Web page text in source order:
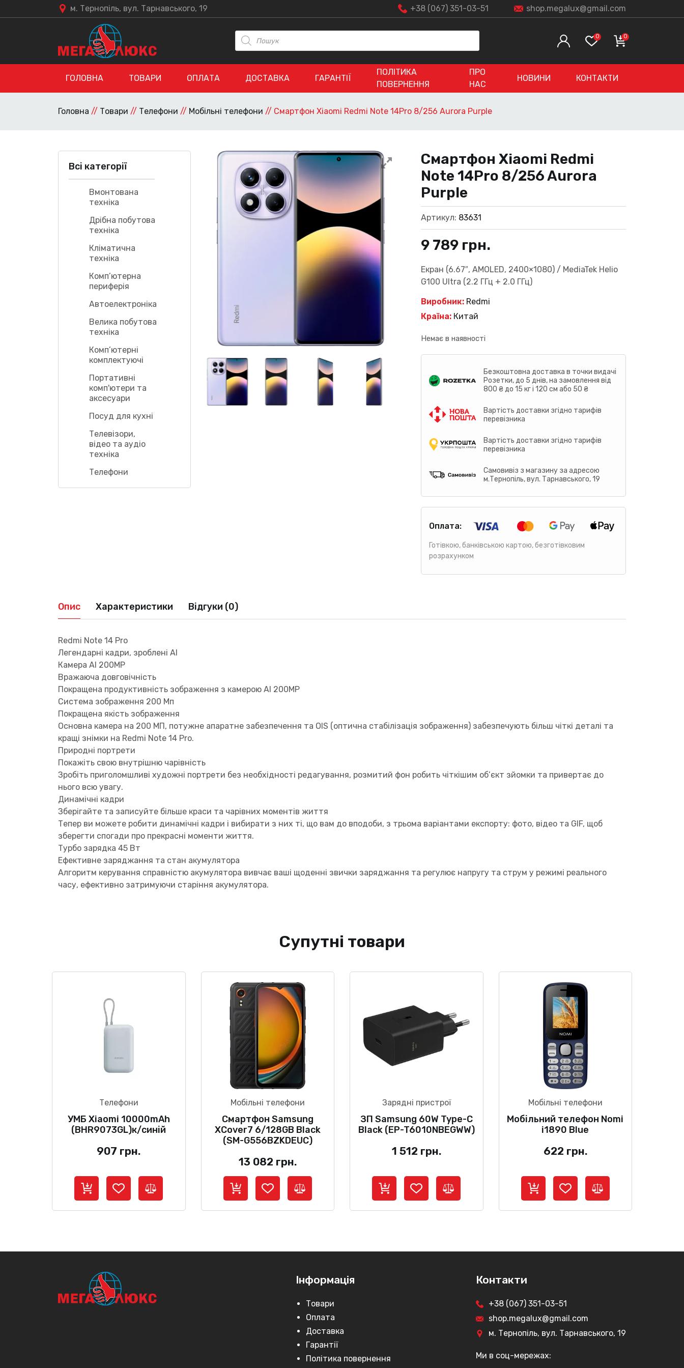
м. Тернопіль, вул. Тарнавського, 19 +38 (067) 351-03-51 shop.megalux@gmail.com
Пошук
товарів
0 0
ГОЛОВНА ТОВАРИ ОПЛАТА ДОСТАВКА ГАРАНТІЇ
ПОЛІТИКА
ПОВЕРНЕННЯ
ПРО
НАС
НОВИНИ КОНТАКТИ
Головна // Товари // Телефони // Мобільні телефони // Смартфон Xiaomi Redmi Note 14Pro 8/256 Aurora Purple
Всі категорії
Вмонтована
техніка
Дрібна побутова
техніка
Кліматична
техніка
Комп’ютерна
периферія
Автоелектроніка
Велика побутова
техніка
Комп’ютерні
комплектуючі
Портативні
комп'ютери та
аксесуари
Посуд для кухні
Телевізори,
відео та аудіо
техніка
Телефони
Смартфон Xiaomi Redmi
Note 14Pro 8/256 Aurora
Purple
Артикул: 83631
9 789 грн.
Екран (6.67″, AMOLED, 2400×1080) / MediaTek Helio
G100 Ultra (2.2 ГГц + 2.0 ГГц)
Виробник:Redmi
Країна:Китай
Немає в наявності
Безкоштовна доставка в точки видачі
Розетки, до 5 днів, на замовлення від
800 ₴ до 15 кг і 120 см або 50 ₴
Вартість доставки згідно тарифів
перевізника
Вартість доставки згідно тарифів
перевізника
Самовивіз з магазину за адресою
м.Тернопіль, вул. Тарнавського, 19
Оплата:
Готівкою, банківською картою, безготівковим
розрахунком
Опис Характеристики Відгуки (0)
Redmi Note 14 Pro
Легендарні кадри, зроблені AI
Камера Al 200MP
Вражаюча довговічність
Покращена продуктивність зображення з камерою Al 200MP
Система зображення 200 Мп
Покращена якість зображення
Основна камера на 200 МП, потужне апаратне забезпечення та OIS (оптична стабілізація зображення) забезпечують більш чіткі деталі та
кращі знімки на Redmi Note 14 Pro.
Природні портрети
Покажіть свою внутрішню чарівність
Зробіть приголомшливі художні портрети без необхідності редагування, розмитий фон робить чіткішим об’єкт зйомки та привертає до
нього всю увагу.
Динамічні кадри
Зберігайте та записуйте більше краси та чарівних моментів життя
Тепер ви можете робити динамічні кадри і вибирати з них ті, що вам до вподоби, з трьома варіантами експорту: фото, відео та GIF, щоб
зберегти спогади про прекрасні моменти життя.
Турбо зарядка 45 Вт
Ефективне заряджання та стан акумулятора
Алгоритм керування справністю акумулятора вивчає ваші щоденні звички заряджання та регулює напругу та струм у режимі реального
часу, ефективно затримуючи старіння акумулятора.
Супутні товари
Телефони
УМБ Xiaomi 10000mAh
(BHR9073GL)к/синій
907 грн.
Мобільні телефони
Смартфон Samsung
XCover7 6/128GB Black
(SM-G556BZKDEUC)
13 082 грн.
Зарядні пристрої
ЗП Samsung 60W Type-C
Black (EP-T6010NBEGWW)
1 512 грн.
Мобільні телефони
Мобільний телефон Nomi
i1890 Blue
622 грн.
Інформація
Товари
Оплата
Доставка
Гарантії
Політика повернення
Контакти
+38 (067) 351-03-51
shop.megalux@gmail.com
м. Тернопіль, вул. Тарнавського, 19
Ми в соц-мережах: